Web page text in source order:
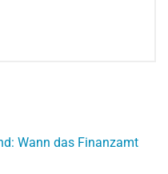
Wann das Finanzamt